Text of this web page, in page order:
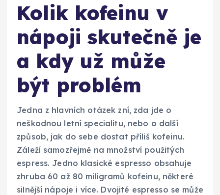
Kolik kofeinu v
nápoji skutečně je
a kdy už může
být problém
Jedna z hlavních otázek zní, zda jde o
neškodnou letní specialitu, nebo o další
způsob, jak do sebe dostat příliš kofeinu.
Záleží samozřejmě na množství použitých
espress. Jedno klasické espresso obsahuje
zhruba 60 až 80 miligramů kofeinu, některé
silnější nápoje i více. Dvojité espresso se může